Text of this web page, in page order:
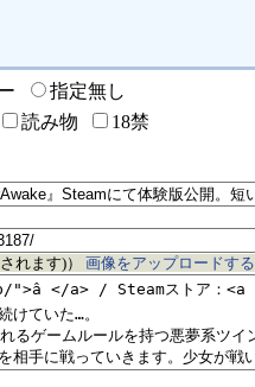
指定無し
読み物 18禁
れます)） 画像をアップロードする